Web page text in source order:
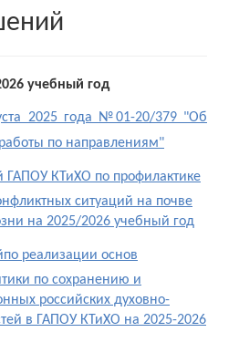
учебный год
2025 года №01-20/379 "Об
по направлениям"
ГАПОУ КТиХО по профилактике
ситуаций на почве
на 2025/2026 учебный год
реализации основ
по сохранению и
российских духовно-
в ГАПОУ КТиХО на 2025-2026